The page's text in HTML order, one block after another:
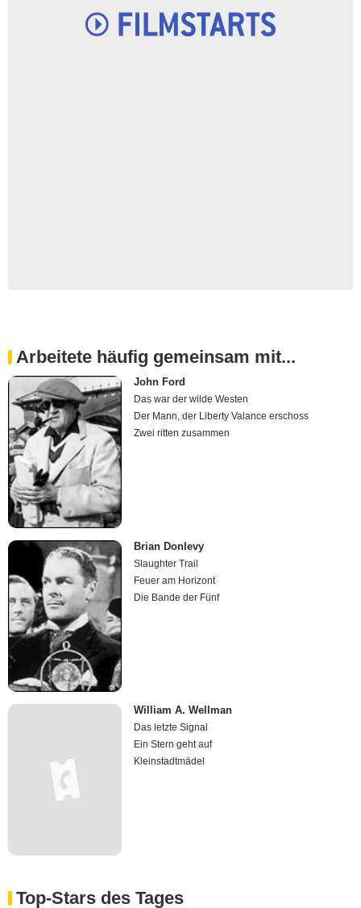
Arbeitete häufig gemeinsam mit...
John Ford
Das war der wilde Westen
Der Mann, der Liberty Valance erschoss
Zwei ritten zusammen
Brian Donlevy
Slaughter Trail
Feuer am Horizont
Die Bande der Fünf
William A. Wellman
Das letzte Signal
Ein Stern geht auf
Kleinstadtmädel
Top-Stars des Tages